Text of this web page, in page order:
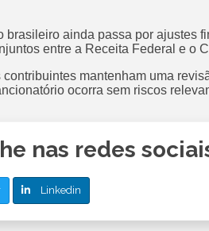
brasileiro ainda passa por ajustes
entre a Receita Federal e o
mantenham uma
ocorra sem riscos
nas redes
Linkedin